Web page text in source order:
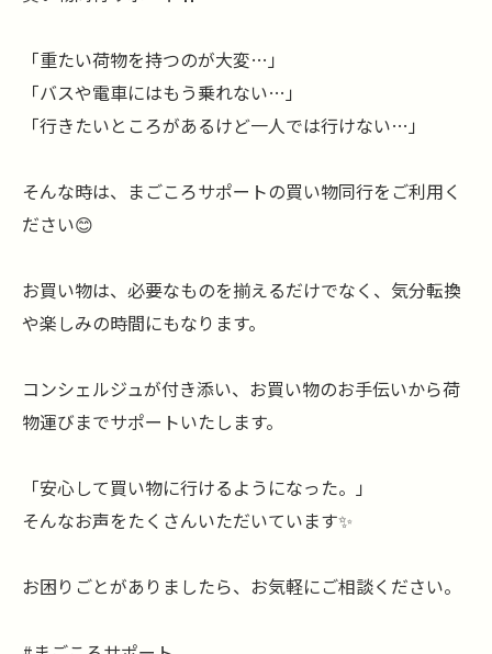
「重たい荷物を持つのが大変…」
「バスや電車にはもう乗れない…」
「行きたいところがあるけど一人では行けない…」
そんな時は、まごころサポートの買い物同行をご利用く
ださい😊
お買い物は、必要なものを揃えるだけでなく、気分転換
や楽しみの時間にもなります。
コンシェルジュが付き添い、お買い物のお手伝いから荷
物運びまでサポートいたします。
「安心して買い物に行けるようになった。」
そんなお声をたくさんいただいています✨
お困りごとがありましたら、お気軽にご相談ください。